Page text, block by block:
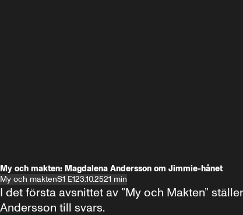
My och makten: Magdalena Andersson om Jimmie-hånet
My och maktenS1 E123.10.2521 min
I det första avsnittet av ”My och Makten”
Andersson till svars.